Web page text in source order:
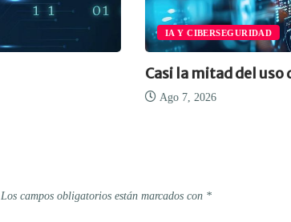
IA Y CIBERSEGURIDAD
Casi la mitad del uso de la...
Ago 7, 2026
Los campos obligatorios están marcados con *